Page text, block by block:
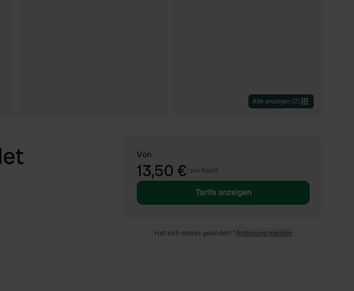
Alle anzeigen (7)
Von
13,50 €/ pro Nacht
Tarife anzeigen
Hat sich etwas geändert?Änderung melden